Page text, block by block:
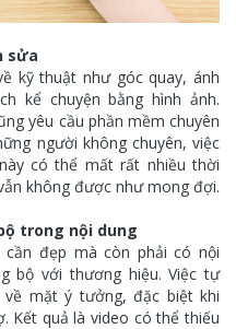
sửa
kỹ thuật như góc quay, ánh
kể chuyện bằng hình ảnh.
yêu cầu phần mềm chuyên
người không chuyên, việc
có thể mất rất nhiều thời
không được như mong đợi.
trong nội dung
đẹp mà còn phải có nội
bộ với thương hiệu. Việc tự
mặt ý tưởng, đặc biệt khi
Kết quả là video có thể thiếu